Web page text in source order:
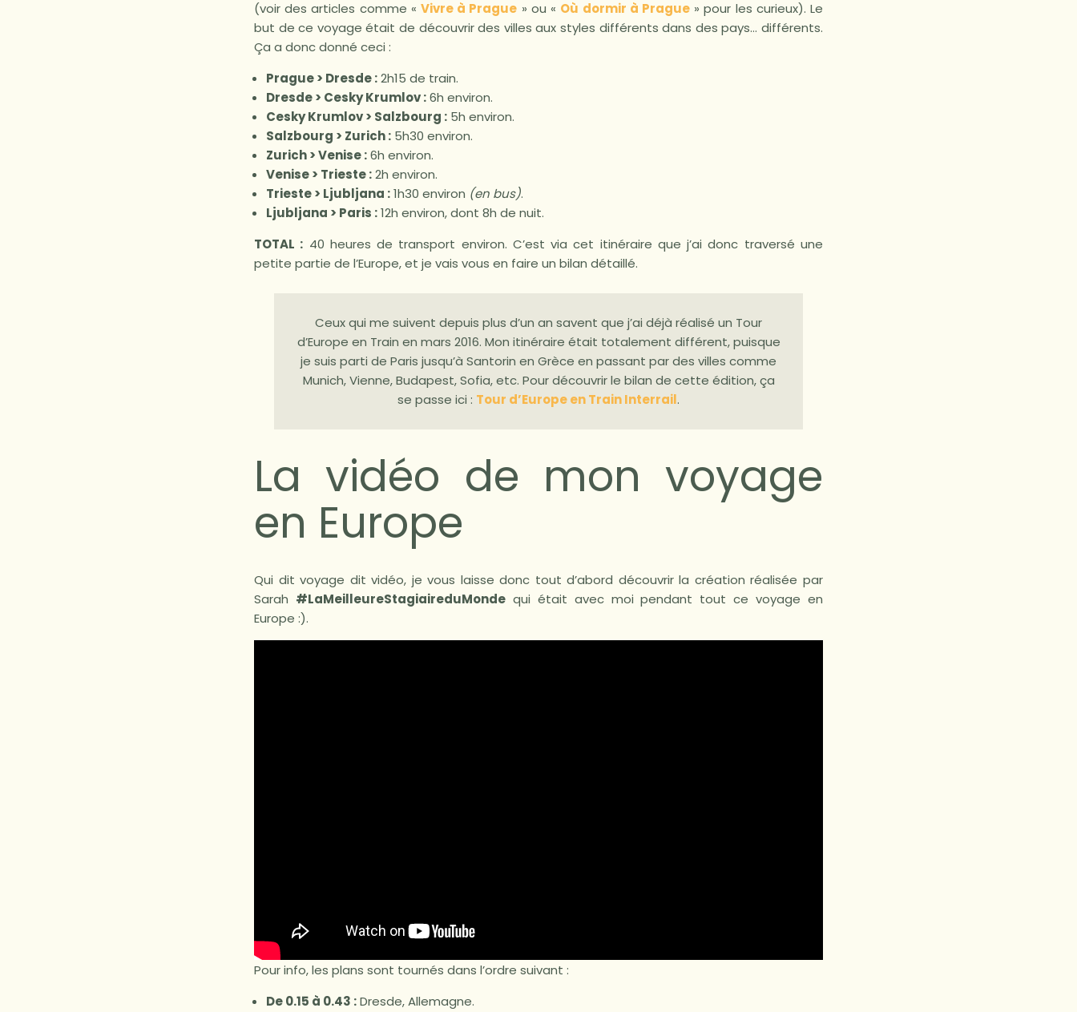
(voir des articles comme «Vivre à Prague » ou « Où dormir à Prague» pour les curieux). Le
but de ce voyage était de découvrir des villes aux styles différents dans des pays… différents.
Ça a donc donné ceci :
Prague > Dresde :2h15 de train.
Dresde > Cesky Krumlov :6h environ.
Cesky Krumlov > Salzbourg : 5h environ.
Salzbourg > Zurich : 5h30 environ.
Zurich > Venise :6h environ.
Venise > Trieste :2h environ.
Trieste > Ljubljana :1h30 environ (en bus).
Ljubljana > Paris :12h environ, dont 8h de nuit.
TOTAL : 40 heures de transport environ. C’est via cet itinéraire que j’ai donc traversé une
petite partie de l’Europe, et je vais vous en faire un bilan détaillé.
Ceux qui me suivent depuis plus d’un an savent que j’ai déjà réalisé un Tour
d’Europe en Train en mars 2016. Mon itinéraire était totalement différent, puisque
je suis parti de Paris jusqu’à Santorin en Grèce en passant par des villes comme
Munich, Vienne, Budapest, Sofia, etc. Pour découvrir le bilan de cette édition, ça
se passe ici : Tour d’Europe en Train Interrail.
La vidéo de mon voyage
en Europe
Qui dit voyage dit vidéo, je vous laisse donc tout d’abord découvrir la création réalisée par
Sarah #LaMeilleureStagiaireduMondequi était avec moi pendant tout ce voyage en
Europe :).
Pour info, les plans sont tournés dans l’ordre suivant :
De 0.15 à 0.43 :Dresde, Allemagne.